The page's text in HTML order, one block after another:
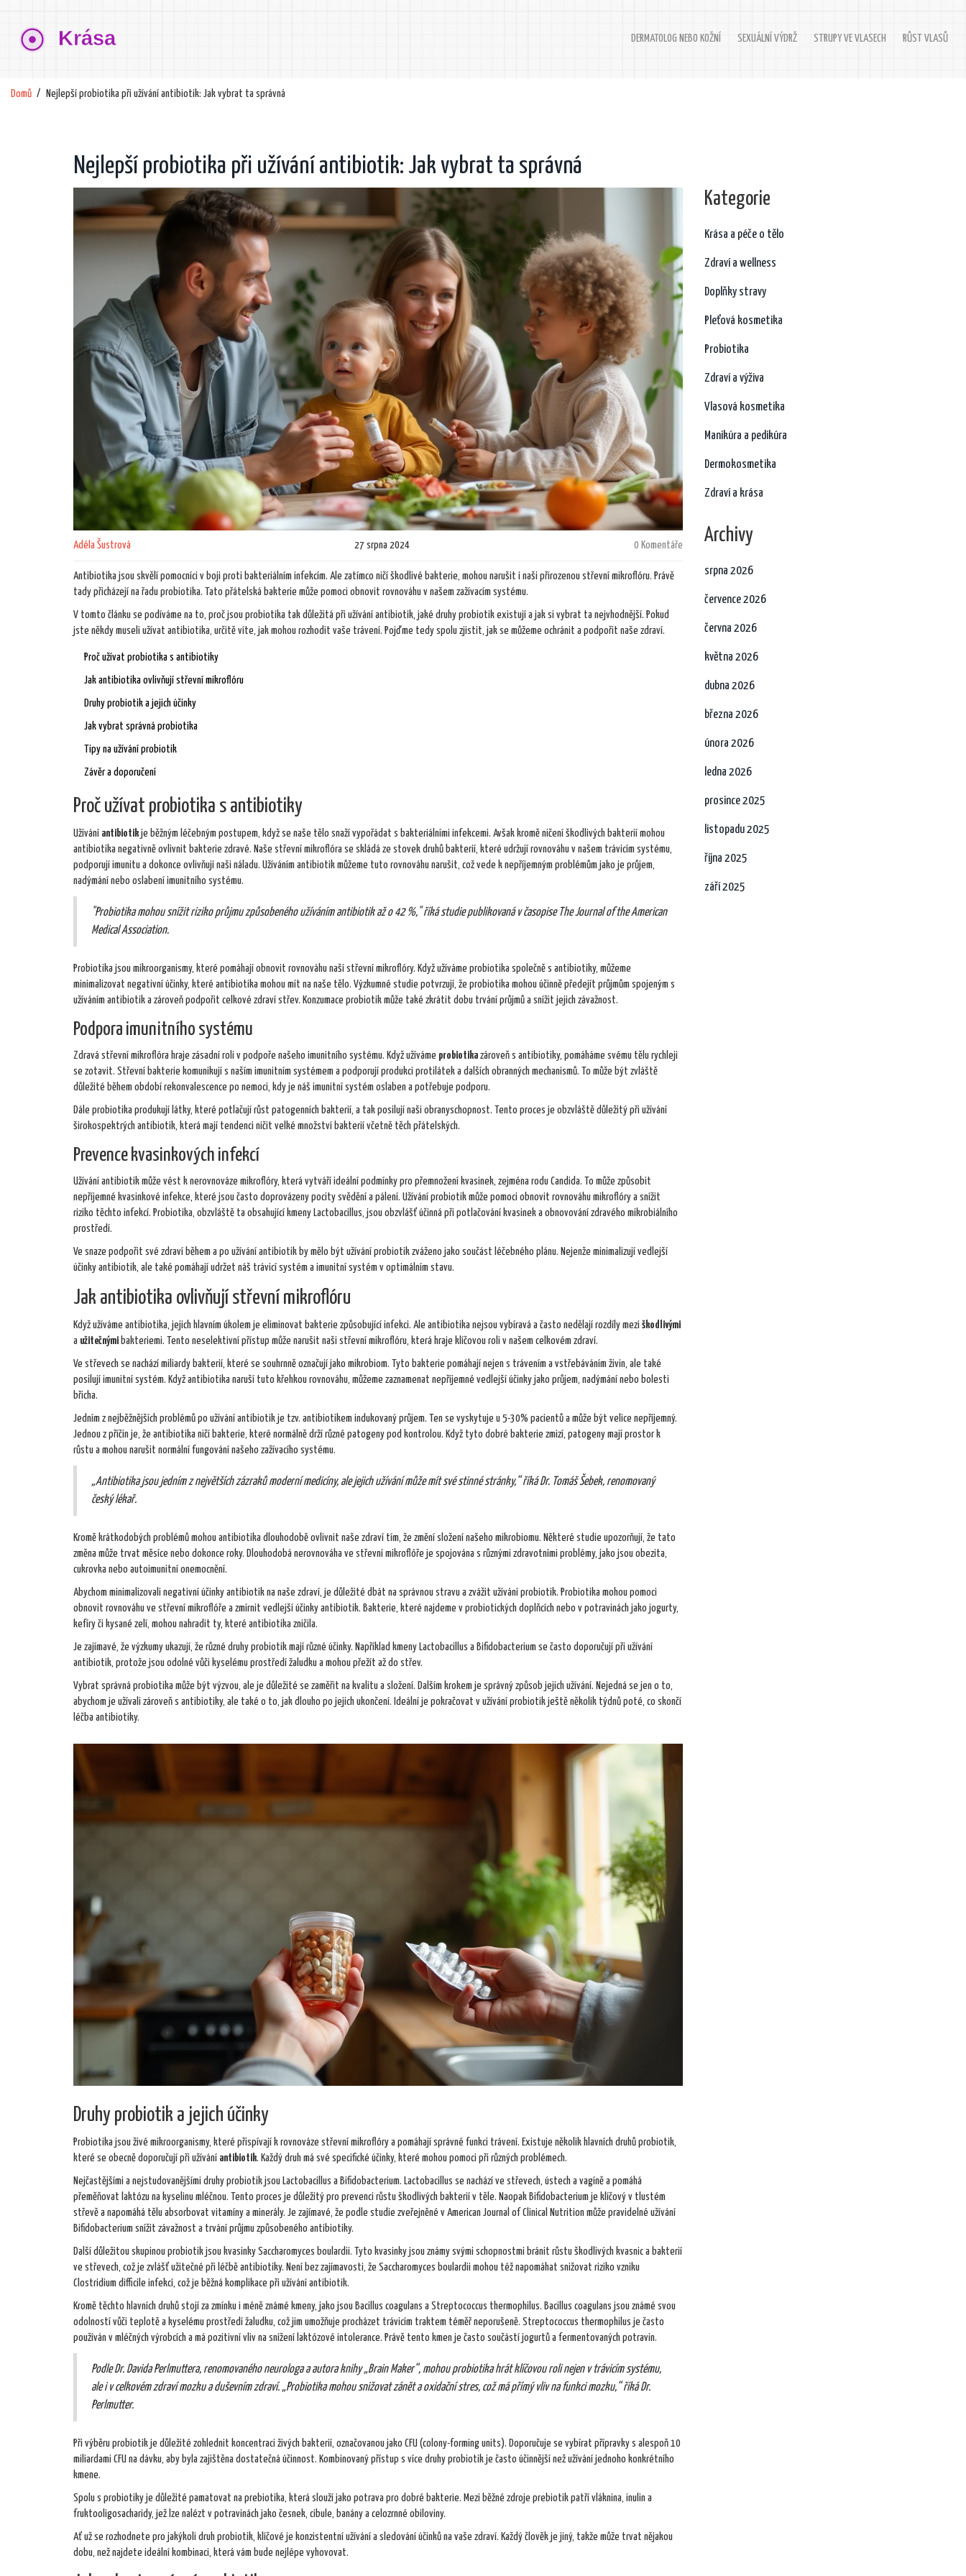
DERMATOLOG NEBO KOŽNÍ SEXUÁLNÍ VÝDRŽ STRUPY VE VLASECH RŮST VLASŮ
Domů Nejlepší probiotika při užívání antibiotik: Jak vybrat ta správná
Nejlepší probiotika při užívání antibiotik: Jak vybrat ta správná
Adéla Šustrová 27 srpna 2024 0 Komentáře
Antibiotika jsou skvělí pomocníci v boji proti bakteriálním infekcím. Ale zatímco ničí škodlivé bakterie, mohou narušit i naši přirozenou střevní mikroflóru. Právě
tady přicházejí na řadu probiotika. Tato přátelská bakterie může pomoci obnovit rovnováhu v našem zažívacím systému.
V tomto článku se podíváme na to, proč jsou probiotika tak důležitá při užívání antibiotik, jaké druhy probiotik existují a jak si vybrat ta nejvhodnější. Pokud
jste někdy museli užívat antibiotika, určitě víte, jak mohou rozhodit vaše trávení. Pojďme tedy spolu zjistit, jak se můžeme ochránit a podpořit naše zdraví.
Proč užívat probiotika s antibiotiky
Jak antibiotika ovlivňují střevní mikroflóru
Druhy probiotik a jejich účinky
Jak vybrat správná probiotika
Tipy na užívání probiotik
Závěr a doporučení
Proč užívat probiotika s antibiotiky
Užívání antibiotik je běžným léčebným postupem, když se naše tělo snaží vypořádat s bakteriálními infekcemi. Avšak kromě ničení škodlivých bakterií mohou
antibiotika negativně ovlivnit bakterie zdravé. Naše střevní mikroflóra se skládá ze stovek druhů bakterií, které udržují rovnováhu v našem trávicím systému,
podporují imunitu a dokonce ovlivňují naši náladu. Užíváním antibiotik můžeme tuto rovnováhu narušit, což vede k nepříjemným problémům jako je průjem,
nadýmání nebo oslabení imunitního systému.
"Probiotika mohou snížit riziko průjmu způsobeného užíváním antibiotik až o 42 %," říká studie publikovaná v časopise The Journal of the American
Medical Association.
Probiotika jsou mikroorganismy, které pomáhají obnovit rovnováhu naší střevní mikroflóry. Když užíváme probiotika společně s antibiotiky, můžeme
minimalizovat negativní účinky, které antibiotika mohou mít na naše tělo. Výzkumné studie potvrzují, že probiotika mohou účinně předejít průjmům spojeným s
užíváním antibiotik a zároveň podpořit celkové zdraví střev. Konzumace probiotik může také zkrátit dobu trvání průjmů a snížit jejich závažnost.
Podpora imunitního systému
Zdravá střevní mikroflóra hraje zásadní roli v podpoře našeho imunitního systému. Když užíváme probiotika zároveň s antibiotiky, pomáháme svému tělu rychleji
se zotavit. Střevní bakterie komunikují s naším imunitním systémem a podporují produkci protilátek a dalších obranných mechanismů. To může být zvláště
důležité během období rekonvalescence po nemoci, kdy je náš imunitní systém oslaben a potřebuje podporu.
Dále probiotika produkují látky, které potlačují růst patogenních bakterií, a tak posilují naši obranyschopnost. Tento proces je obzvláště důležitý při užívání
širokospektrých antibiotik, která mají tendenci ničit velké množství bakterií včetně těch přátelských.
Prevence kvasinkových infekcí
Užívání antibiotik může vést k nerovnováze mikroflóry, která vytváří ideální podmínky pro přemnožení kvasinek, zejména rodu Candida. To může způsobit
nepříjemné kvasinkové infekce, které jsou často doprovázeny pocity svědění a pálení. Užívání probiotik může pomoci obnovit rovnováhu mikroflóry a snížit
riziko těchto infekcí. Probiotika, obzvláště ta obsahující kmeny Lactobacillus, jsou obzvlášť účinná při potlačování kvasinek a obnovování zdravého mikrobiálního
prostředí.
Ve snaze podpořit své zdraví během a po užívání antibiotik by mělo být užívání probiotik zváženo jako součást léčebného plánu. Nejenže minimalizují vedlejší
účinky antibiotik, ale také pomáhají udržet náš trávicí systém a imunitní systém v optimálním stavu.
Jak antibiotika ovlivňují střevní mikroflóru
Když užíváme antibiotika, jejich hlavním úkolem je eliminovat bakterie způsobující infekci. Ale antibiotika nejsou vybíravá a často nedělají rozdíly mezi škodlivými
a užitečnými bakteriemi. Tento neselektivní přístup může narušit naši střevní mikroflóru, která hraje klíčovou roli v našem celkovém zdraví.
Ve střevech se nachází miliardy bakterií, které se souhrnně označují jako mikrobiom. Tyto bakterie pomáhají nejen s trávením a vstřebáváním živin, ale také
posilují imunitní systém. Když antibiotika naruší tuto křehkou rovnováhu, můžeme zaznamenat nepříjemné vedlejší účinky jako průjem, nadýmání nebo bolesti
břicha.
Jedním z nejběžnějších problémů po užívání antibiotik je tzv. antibiotikem indukovaný průjem. Ten se vyskytuje u 5-30% pacientů a může být velice nepříjemný.
Jednou z příčin je, že antibiotika ničí bakterie, které normálně drží různé patogeny pod kontrolou. Když tyto dobré bakterie zmizí, patogeny mají prostor k
růstu a mohou narušit normální fungování našeho zažívacího systému.
„Antibiotika jsou jedním z největších zázraků moderní medicíny, ale jejich užívání může mít své stinné stránky,“ říká Dr. Tomáš Šebek, renomovaný
český lékař.
Kromě krátkodobých problémů mohou antibiotika dlouhodobě ovlivnit naše zdraví tím, že změní složení našeho mikrobiomu. Některé studie upozorňují, že tato
změna může trvat měsíce nebo dokonce roky. Dlouhodobá nerovnováha ve střevní mikroflóře je spojována s různými zdravotními problémy, jako jsou obezita,
cukrovka nebo autoimunitní onemocnění.
Abychom minimalizovali negativní účinky antibiotik na naše zdraví, je důležité dbát na správnou stravu a zvážit užívání probiotik. Probiotika mohou pomoci
obnovit rovnováhu ve střevní mikroflóře a zmírnit vedlejší účinky antibiotik. Bakterie, které najdeme v probiotických doplňcích nebo v potravinách jako jogurty,
kefíry či kysané zelí, mohou nahradit ty, které antibiotika zničila.
Je zajímavé, že výzkumy ukazují, že různé druhy probiotik mají různé účinky. Například kmeny Lactobacillus a Bifidobacterium se často doporučují při užívání
antibiotik, protože jsou odolné vůči kyselému prostředí žaludku a mohou přežít až do střev.
Vybrat správná probiotika může být výzvou, ale je důležité se zaměřit na kvalitu a složení. Dalším krokem je správný způsob jejich užívání. Nejedná se jen o to,
abychom je užívali zároveň s antibiotiky, ale také o to, jak dlouho po jejich ukončení. Ideální je pokračovat v užívání probiotik ještě několik týdnů poté, co skončí
léčba antibiotiky.
Druhy probiotik a jejich účinky
Probiotika jsou živé mikroorganismy, které přispívají k rovnováze střevní mikroflóry a pomáhají správné funkci trávení. Existuje několik hlavních druhů probiotik,
které se obecně doporučují při užívání antibiotik. Každý druh má své specifické účinky, které mohou pomoci při různých problémech.
Nejčastějšími a nejstudovanějšími druhy probiotik jsou Lactobacillus a Bifidobacterium. Lactobacillus se nachází ve střevech, ústech a vagíně a pomáhá
přeměňovat laktózu na kyselinu mléčnou. Tento proces je důležitý pro prevenci růstu škodlivých bakterií v těle. Naopak Bifidobacterium je klíčový v tlustém
střevě a napomáhá tělu absorbovat vitamíny a minerály. Je zajímavé, že podle studie zveřejněné v American Journal of Clinical Nutrition může pravidelné užívání
Bifidobacterium snížit závažnost a trvání průjmu způsobeného antibiotiky.
Další důležitou skupinou probiotik jsou kvasinky Saccharomyces boulardii. Tyto kvasinky jsou známy svými schopnostmi bránit růstu škodlivých kvasnic a bakterií
ve střevech, což je zvlášť užitečné při léčbě antibiotiky. Není bez zajímavosti, že Saccharomyces boulardii mohou též napomáhat snižovat riziko vzniku
Clostridium difficile infekcí, což je běžná komplikace při užívání antibiotik.
Kromě těchto hlavních druhů stojí za zmínku i méně známé kmeny, jako jsou Bacillus coagulans a Streptococcus thermophilus. Bacillus coagulans jsou známé svou
odolností vůči teplotě a kyselému prostředí žaludku, což jim umožňuje procházet trávicím traktem téměř neporušeně. Streptococcus thermophilus je často
používán v mléčných výrobcích a má pozitivní vliv na snížení laktózové intolerance. Právě tento kmen je často součástí jogurtů a fermentovaných potravin.
Podle Dr. Davida Perlmuttera, renomovaného neurologa a autora knihy „Brain Maker“, mohou probiotika hrát klíčovou roli nejen v trávicím systému,
ale i v celkovém zdraví mozku a duševním zdraví. „Probiotika mohou snižovat zánět a oxidační stres, což má přímý vliv na funkci mozku,“ říká Dr.
Perlmutter.
Při výběru probiotik je důležité zohlednit koncentraci živých bakterií, označovanou jako CFU (colony-forming units). Doporučuje se vybírat přípravky s alespoň 10
miliardami CFU na dávku, aby byla zajištěna dostatečná účinnost. Kombinovaný přístup s více druhy probiotik je často účinnější než užívání jednoho konkrétního
kmene.
Spolu s probiotiky je důležité pamatovat na prebiotika, která slouží jako potrava pro dobré bakterie. Mezi běžné zdroje prebiotik patří vláknina, inulin a
fruktooligosacharidy, jež lze nalézt v potravinách jako česnek, cibule, banány a celozrnné obiloviny.
Ať už se rozhodnete pro jakýkoli druh probiotik, klíčové je konzistentní užívání a sledování účinků na vaše zdraví. Každý člověk je jiný, takže může trvat nějakou
dobu, než najdete ideální kombinaci, která vám bude nejlépe vyhovovat.
Kategorie
Krása a péče o tělo
Zdraví a wellness
Doplňky stravy
Pleťová kosmetika
Probiotika
Zdraví a výživa
Vlasová kosmetika
Manikúra a pedikúra
Dermokosmetika
Zdraví a krása
Archivy
srpna 2026
července 2026
června 2026
května 2026
dubna 2026
března 2026
února 2026
ledna 2026
prosince 2025
listopadu 2025
října 2025
září 2025